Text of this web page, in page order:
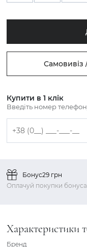
Самовивіз
Купити в 1 клік
Введіть номер
Бонус29 грн
Оплачуй покупки
Характеристики
Бренд